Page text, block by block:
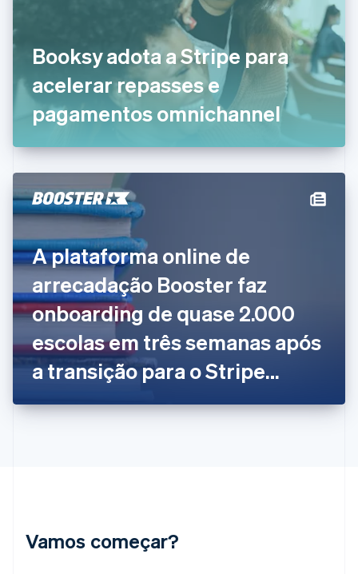
Booksy adota a Stripe para
acelerar repasses e
pagamentos omnichannel
A plataforma online de
arrecadação Booster faz
onboarding de quase 2.000
escolas em três semanas após
a transição para o Stripe
Connect
Vamos começar?
English
Emirados Árabes Unidos
English
Eslováquia
English
EnglishItaliano
Espanha
English
Estados Unidos
EnglishEspañol简体中文
English
Finlândia
EnglishSvenska
França
FrançaisEnglish
English
Grécia
English
English
日本語English